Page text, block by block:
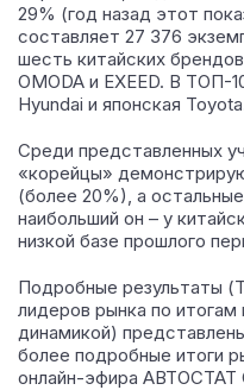
29% (год назад этот
составляет 27 376
шесть китайских
OMODA и EXEED. В ТОП-
Hyundai и японская
Среди представленных
«корейцы»
(более 20%), а
наибольший он – у
низкой базе прошлого
Подробные результаты
лидеров рынка по
динамикой)
более подробные итоги
онлайн-эфира АВТОСТАТ